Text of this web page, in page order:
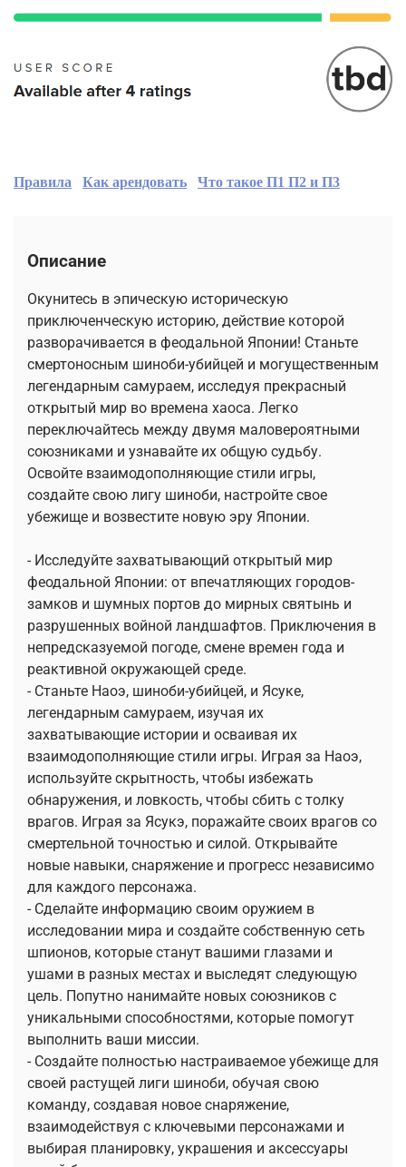
Правила Как арендовать Что такое П1 П2 и П3
Описание
Окунитесь в эпическую историческую
приключенческую историю, действие которой
разворачивается в феодальной Японии! Станьте
смертоносным шиноби-убийцей и могущественным
легендарным самураем, исследуя прекрасный
открытый мир во времена хаоса. Легко
переключайтесь между двумя маловероятными
союзниками и узнавайте их общую судьбу.
Освойте взаимодополняющие стили игры,
создайте свою лигу шиноби, настройте свое
убежище и возвестите новую эру Японии.
- Исследуйте захватывающий открытый мир
феодальной Японии: от впечатляющих городов-
замков и шумных портов до мирных святынь и
разрушенных войной ландшафтов. Приключения в
непредсказуемой погоде, смене времен года и
реактивной окружающей среде.
- Станьте Наоэ, шиноби-убийцей, и Ясуке,
легендарным самураем, изучая их
захватывающие истории и осваивая их
взаимодополняющие стили игры. Играя за Наоэ,
используйте скрытность, чтобы избежать
обнаружения, и ловкость, чтобы сбить с толку
врагов. Играя за Ясукэ, поражайте своих врагов со
смертельной точностью и силой. Открывайте
новые навыки, снаряжение и прогресс независимо
для каждого персонажа.
- Сделайте информацию своим оружием в
исследовании мира и создайте собственную сеть
шпионов, которые станут вашими глазами и
ушами в разных местах и ​​выследят следующую
цель. Попутно нанимайте новых союзников с
уникальными способностями, которые помогут
выполнить ваши миссии.
- Создайте полностью настраиваемое убежище для
своей растущей лиги шиноби, обучая свою
команду, создавая новое снаряжение,
взаимодействуя с ключевыми персонажами и
выбирая планировку, украшения и аксессуары